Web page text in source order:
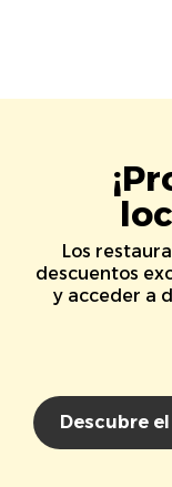
Los
descuentos
y acceder a
Descubre